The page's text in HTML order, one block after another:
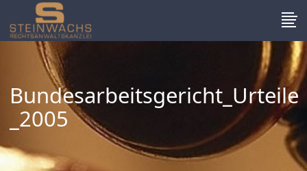
Bundesarbeitsgericht_Urteile
_2005